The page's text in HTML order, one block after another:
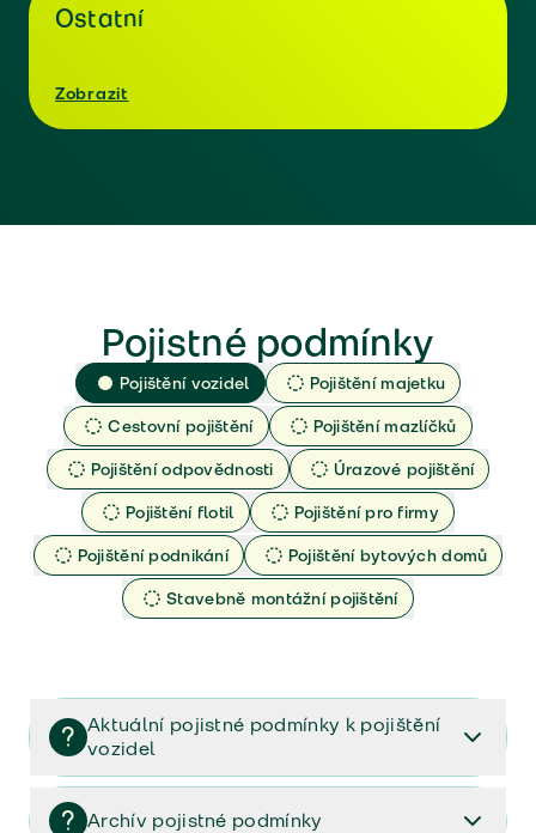
Ostatní
Zobrazit
Pojistné podmínky
Pojištění vozidel
Pojištění majetku
Cestovní pojištění
Pojištění mazlíčků
Pojištění odpovědnosti
Úrazové pojištění
Pojištění flotil
Pojištění pro firmy
Pojištění podnikání
Pojištění bytových domů
Stavebně montážní pojištění
Aktuální pojistné podmínky k pojištění
vozidel
Pojištění vozidel/Pojistné podmínky a vše důležité ke
smlouvě (PDF)
Archív pojistné podmínky